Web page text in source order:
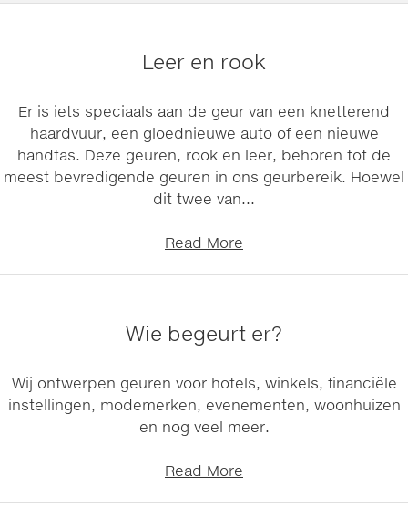
Leer en rook
Er is iets speciaals aan de geur van een knetterend
haardvuur, een gloednieuwe auto of een nieuwe
handtas. Deze geuren, rook en leer, behoren tot de
meest bevredigende geuren in ons geurbereik. Hoewel
dit twee van...
Read More
Wie begeurt er?
Wij ontwerpen geuren voor hotels, winkels, financiële
instellingen, modemerken, evenementen, woonhuizen
en nog veel meer.
Read More